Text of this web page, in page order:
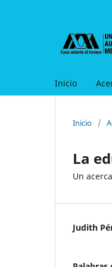
Inicio
Inicio /
La
Un
Judith